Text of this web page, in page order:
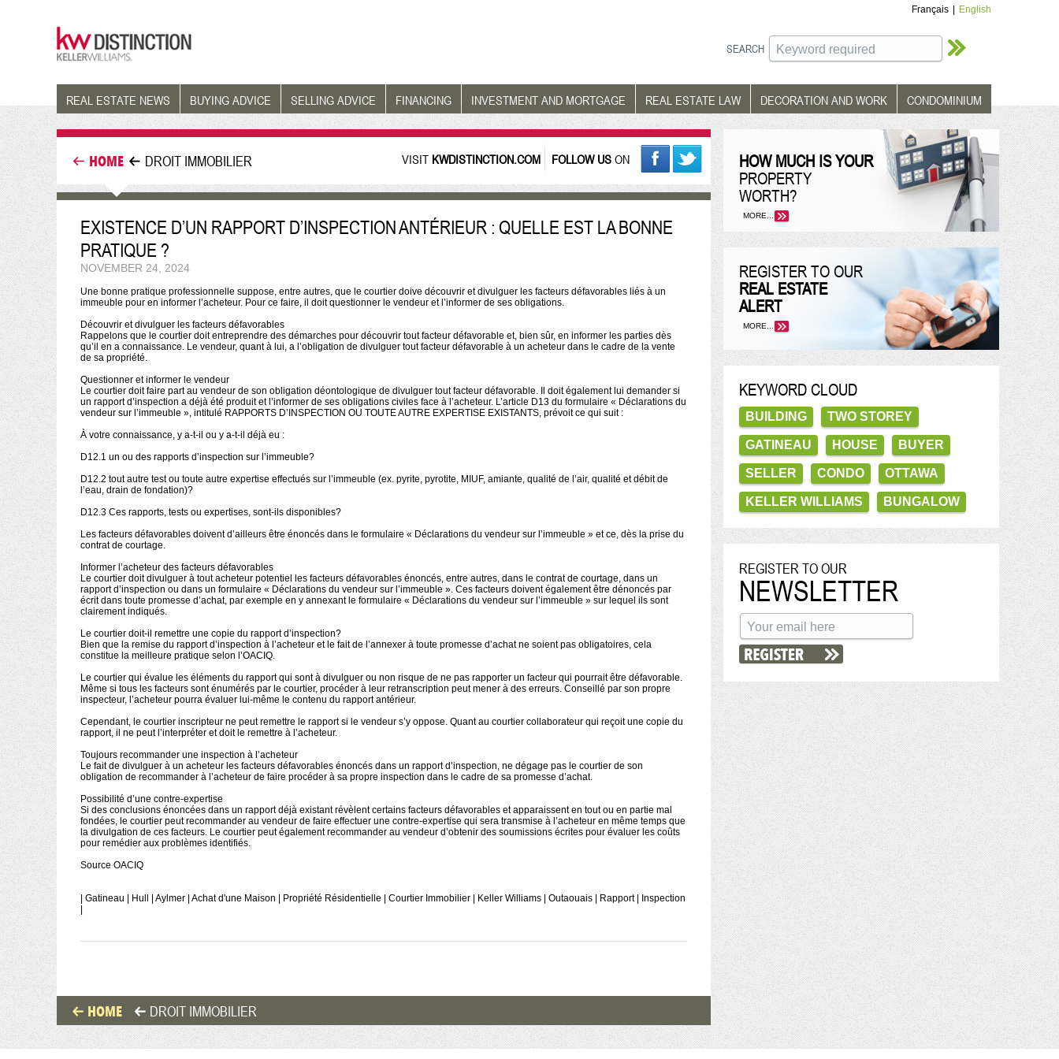
Français English
SEARCH
REAL ESTATE NEWS BUYING ADVICE SELLING ADVICE FINANCING INVESTMENT AND MORTGAGE REAL ESTATE LAW DECORATION AND WORK CONDOMINIUM
HOME DROIT IMMOBILIER VISIT KWDISTINCTION.COM FOLLOW US ON
EXISTENCE D’UN RAPPORT D’INSPECTION ANTÉRIEUR : QUELLE EST LA BONNE
PRATIQUE ?
NOVEMBER 24, 2024
Une bonne pratique professionnelle suppose, entre autres, que le courtier doive découvrir et divulguer les facteurs défavorables liés à un
immeuble pour en informer l’acheteur. Pour ce faire, il doit questionner le vendeur et l’informer de ses obligations.
Découvrir et divulguer les facteurs défavorables
Rappelons que le courtier doit entreprendre des démarches pour découvrir tout facteur défavorable et, bien sûr, en informer les parties dès
qu’il en a connaissance. Le vendeur, quant à lui, a l’obligation de divulguer tout facteur défavorable à un acheteur dans le cadre de la vente
de sa propriété.
Questionner et informer le vendeur
Le courtier doit faire part au vendeur de son obligation déontologique de divulguer tout facteur défavorable. Il doit également lui demander si
un rapport d’inspection a déjà été produit et l’informer de ses obligations civiles face à l’acheteur. L’article D13 du formulaire « Déclarations du
vendeur sur l’immeuble », intitulé RAPPORTS D’INSPECTION OU TOUTE AUTRE EXPERTISE EXISTANTS, prévoit ce qui suit :
À votre connaissance, y a-t-il ou y a-t-il déjà eu :
D12.1 un ou des rapports d’inspection sur l’immeuble?
D12.2 tout autre test ou toute autre expertise effectués sur l’immeuble (ex. pyrite, pyrotite, MIUF, amiante, qualité de l’air, qualité et débit de
l’eau, drain de fondation)?
D12.3 Ces rapports, tests ou expertises, sont-ils disponibles?
Les facteurs défavorables doivent d’ailleurs être énoncés dans le formulaire « Déclarations du vendeur sur l’immeuble » et ce, dès la prise du
contrat de courtage.
Informer l’acheteur des facteurs défavorables
Le courtier doit divulguer à tout acheteur potentiel les facteurs défavorables énoncés, entre autres, dans le contrat de courtage, dans un
rapport d’inspection ou dans un formulaire « Déclarations du vendeur sur l’immeuble ». Ces facteurs doivent également être dénoncés par
écrit dans toute promesse d’achat, par exemple en y annexant le formulaire « Déclarations du vendeur sur l’immeuble » sur lequel ils sont
clairement indiqués.
Le courtier doit-il remettre une copie du rapport d’inspection?
Bien que la remise du rapport d’inspection à l’acheteur et le fait de l’annexer à toute promesse d’achat ne soient pas obligatoires, cela
constitue la meilleure pratique selon l’OACIQ.
Le courtier qui évalue les éléments du rapport qui sont à divulguer ou non risque de ne pas rapporter un facteur qui pourrait être défavorable.
Même si tous les facteurs sont énumérés par le courtier, procéder à leur retranscription peut mener à des erreurs. Conseillé par son propre
inspecteur, l’acheteur pourra évaluer lui-même le contenu du rapport antérieur.
Cependant, le courtier inscripteur ne peut remettre le rapport si le vendeur s’y oppose. Quant au courtier collaborateur qui reçoit une copie du
rapport, il ne peut l’interpréter et doit le remettre à l’acheteur.
Toujours recommander une inspection à l’acheteur
Le fait de divulguer à un acheteur les facteurs défavorables énoncés dans un rapport d’inspection, ne dégage pas le courtier de son
obligation de recommander à l’acheteur de faire procéder à sa propre inspection dans le cadre de sa promesse d’achat.
Possibilité d’une contre-expertise
Si des conclusions énoncées dans un rapport déjà existant révèlent certains facteurs défavorables et apparaissent en tout ou en partie mal
fondées, le courtier peut recommander au vendeur de faire effectuer une contre-expertise qui sera transmise à l’acheteur en même temps que
la divulgation de ces facteurs. Le courtier peut également recommander au vendeur d’obtenir des soumissions écrites pour évaluer les coûts
pour remédier aux problèmes identifiés.
Source OACIQ
| Gatineau | Hull | Aylmer | Achat d'une Maison | Propriété Résidentielle | Courtier Immobilier | Keller Williams | Outaouais | Rapport | Inspection
HOME DROIT IMMOBILIER
HOW MUCH IS YOUR
PROPERTY
WORTH?
MORE...
REGISTER TO OUR
REAL ESTATE
ALERT
MORE...
KEYWORD CLOUD
BUILDING TWO STOREY
GATINEAU HOUSE BUYER
SELLER CONDO OTTAWA
KELLER WILLIAMS BUNGALOW
REGISTER TO OUR
NEWSLETTER